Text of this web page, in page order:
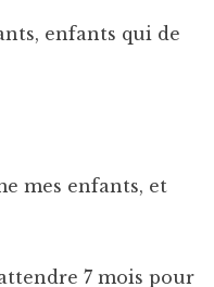
enfants qui de
mes enfants, et
7 mois pour